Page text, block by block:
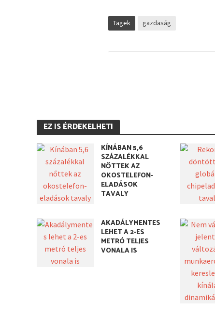
Tagek gazdaság
EZ IS ÉRDEKELHETI
KÍNÁBAN 5,6
SZÁZALÉKKAL
NŐTTEK AZ
OKOSTELEFON-
ELADÁSOK
TAVALY
AKADÁLYMENTES
LEHET A 2-ES
METRÓ TELJES
VONALA IS